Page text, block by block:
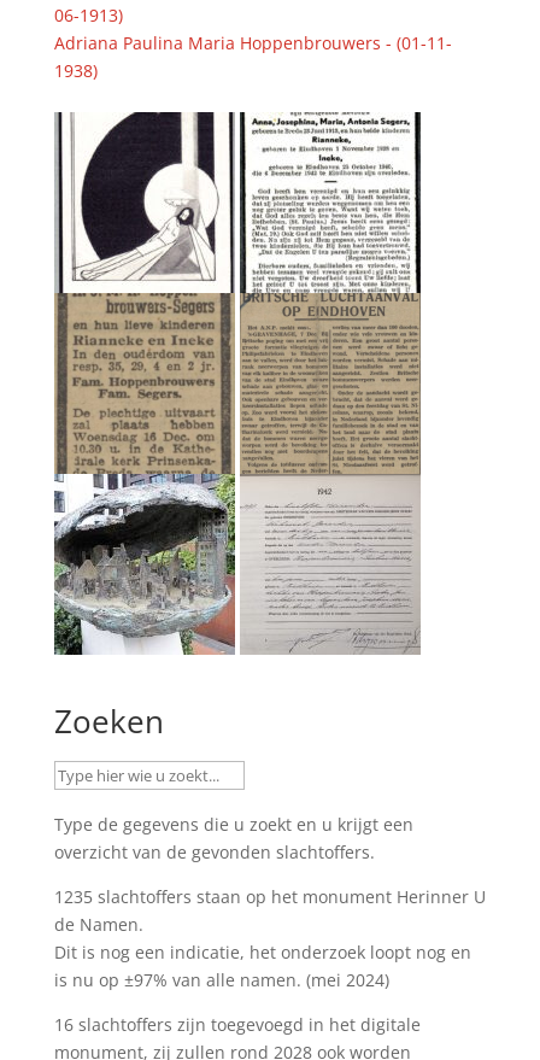
06-1913)
Adriana Paulina Maria Hoppenbrouwers - (01-11-
1938)
Zoeken
Type de gegevens die u zoekt en u krijgt een
overzicht van de gevonden slachtoffers.
1235 slachtoffers staan op het monument Herinner U
de Namen.
Dit is nog een indicatie, het onderzoek loopt nog en
is nu op ±97% van alle namen. (mei 2024)
16 slachtoffers zijn toegevoegd in het digitale
monument, zij zullen rond 2028 ook worden